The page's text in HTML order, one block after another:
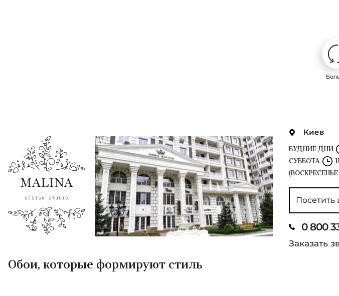
Киев
БУДНИЕ ДНИ
СУББОТА
Посетить
0 800
Заказать
Обои, которые формируют стиль